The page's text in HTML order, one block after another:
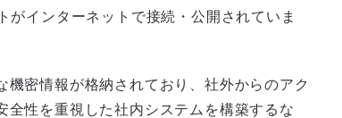
インターネットで接続・公開されていま
密情報が格納されており、社外からのアク
性を重視した社内システムを構築するな